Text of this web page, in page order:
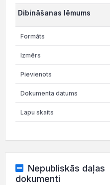
Dibināšanas lēmums
Nepubliskās daļas
dokumenti